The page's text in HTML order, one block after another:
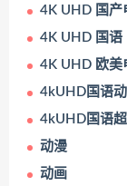
4K UHD 国产
4K UHD 国语
4K UHD 欧美
4kUHD国语
4kUHD国语
动漫
动画